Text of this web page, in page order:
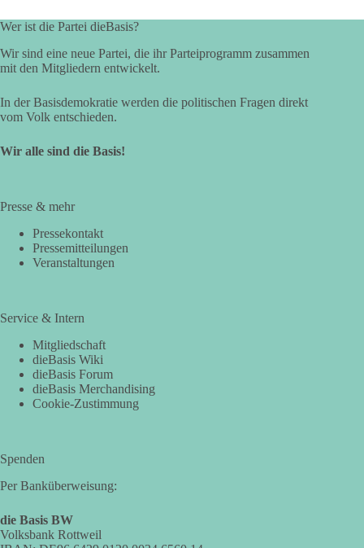
Wer ist die Partei dieBasis?
Wir sind eine neue Partei, die ihr Parteiprogramm zusammen
mit den Mitgliedern entwickelt.
In der Basisdemokratie werden die politischen Fragen direkt
vom Volk entschieden.
Wir alle sind die Basis!
Presse & mehr
Pressekontakt
Pressemitteilungen
Veranstaltungen
Service & Intern
Mitgliedschaft
dieBasis Wiki
dieBasis Forum
dieBasis Merchandising
Cookie-Zustimmung
Spenden
Per Banküberweisung:
die Basis BW
Volksbank Rottweil